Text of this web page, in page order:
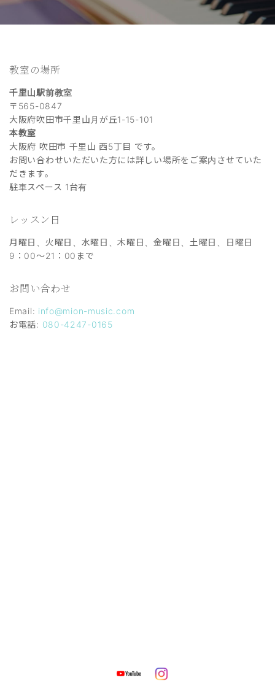
教室の場所
千里山駅前教室
〒565-0847
大阪府吹田市千里山月が丘1-15-101
本教室
大阪府 吹田市 千里山 西5丁目 です。
お問い合わせいただいた方には詳しい場所をご案内させていた
だきます。
駐車スペース 1台有
レッスン日
月曜日、火曜日、水曜日、木曜日、金曜日、土曜日、日曜日
9：00～21：00まで
お問い合わせ
Email: info@mion-music.com
お電話: 080-4247-0165